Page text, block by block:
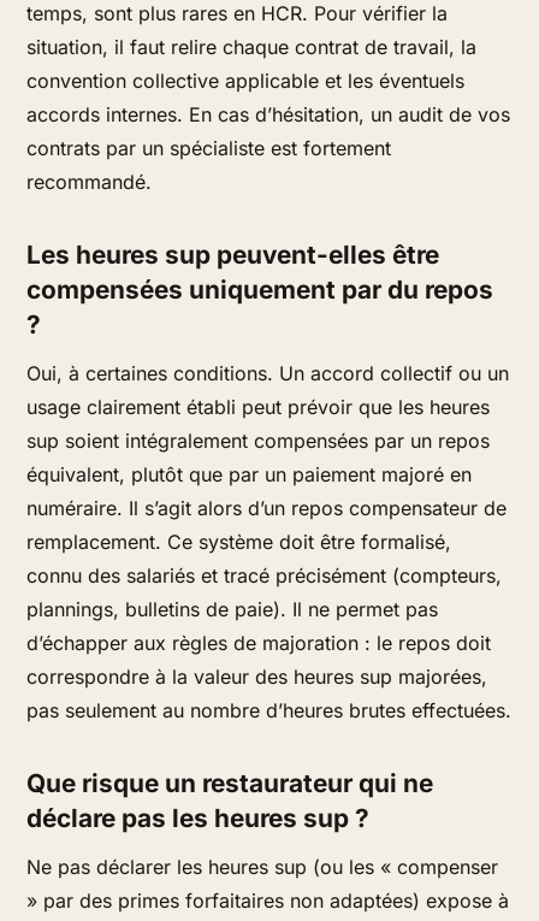
temps, sont plus rares en HCR. Pour vérifier la
situation, il faut relire chaque contrat de travail, la
convention collective applicable et les éventuels
accords internes. En cas d’hésitation, un audit de vos
contrats par un spécialiste est fortement
recommandé.
Les heures sup peuvent-elles être
compensées uniquement par du repos
?
Oui, à certaines conditions. Un accord collectif ou un
usage clairement établi peut prévoir que les heures
sup soient intégralement compensées par un repos
équivalent, plutôt que par un paiement majoré en
numéraire. Il s’agit alors d’un repos compensateur de
remplacement. Ce système doit être formalisé,
connu des salariés et tracé précisément (compteurs,
plannings, bulletins de paie). Il ne permet pas
d’échapper aux règles de majoration : le repos doit
correspondre à la valeur des heures sup majorées,
pas seulement au nombre d’heures brutes effectuées.
Que risque un restaurateur qui ne
déclare pas les heures sup ?
Ne pas déclarer les heures sup (ou les « compenser
» par des primes forfaitaires non adaptées) expose à